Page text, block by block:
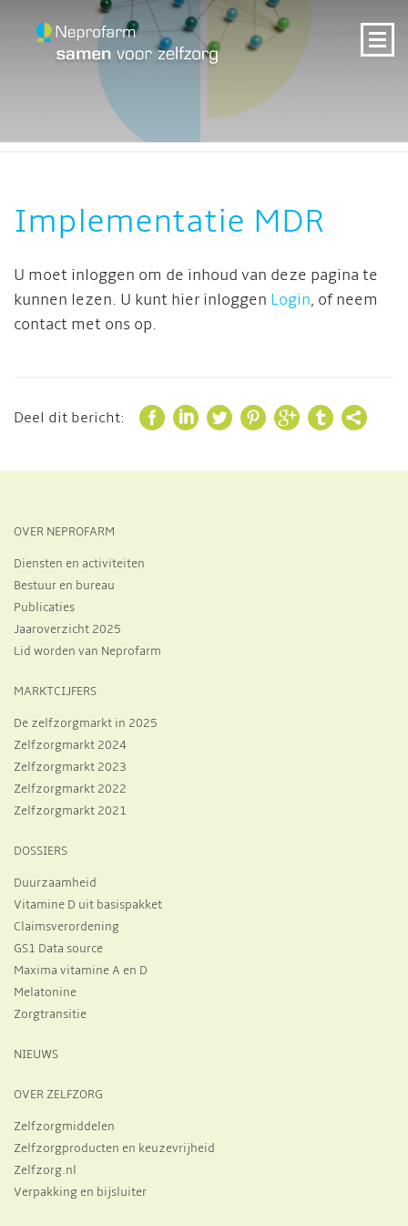
Implementatie MDR
U moet inloggen om de inhoud van deze pagina te
kunnen lezen. U kunt hier inloggen Login, of neem
contact met ons op.
Deel dit bericht:       
OVER NEPROFARM
Diensten en activiteiten
Bestuur en bureau
Publicaties
Jaaroverzicht 2025
Lid worden van Neprofarm
MARKTCIJFERS
De zelfzorgmarkt in 2025
Zelfzorgmarkt 2024
Zelfzorgmarkt 2023
Zelfzorgmarkt 2022
Zelfzorgmarkt 2021
DOSSIERS
Duurzaamheid
Vitamine D uit basispakket
Claimsverordening
GS1 Data source
Maxima vitamine A en D
Melatonine
Zorgtransitie
NIEUWS
OVER ZELFZORG
Zelfzorgmiddelen
Zelfzorgproducten en keuzevrijheid
Zelfzorg.nl
Verpakking en bijsluiter